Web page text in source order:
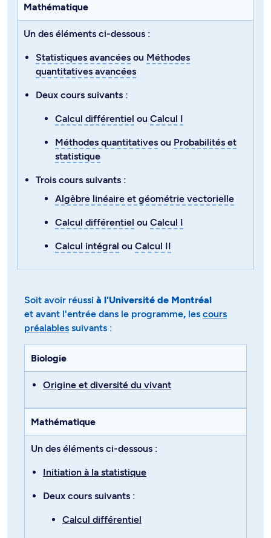
Mathématique
Un des éléments ci-dessous :
Statistiques avancées ou Méthodes
quantitatives avancées
Deux cours suivants :
Calcul différentiel ou Calcul I
Méthodes quantitatives ou Probabilités et
statistique
Trois cours suivants :
Algèbre linéaire et géométrie vectorielle
Calcul différentiel ou Calcul I
Calcul intégral ou Calcul II
Soit avoir réussi à l'Université de Montréal
et avant l'entrée dans le programme, les cours
préalables suivants :
Biologie
Origine et diversité du vivant
Mathématique
Un des éléments ci-dessous :
Initiation à la statistique
Deux cours suivants :
Calcul différentiel